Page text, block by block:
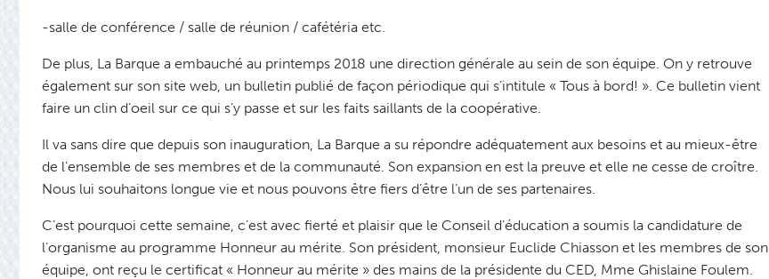
-salle de conférence / salle de réunion / cafétéria etc.
De plus, La Barque a embauché au printemps 2018 une direction générale au sein de son équipe. On y retrouve
également sur son site web, un bulletin publié de façon périodique qui s’intitule « Tous à bord! ». Ce bulletin vient
faire un clin d’oeil sur ce qui s’y passe et sur les faits saillants de la coopérative.
Il va sans dire que depuis son inauguration, La Barque a su répondre adéquatement aux besoins et au mieux-être
de l’ensemble de ses membres et de la communauté. Son expansion en est la preuve et elle ne cesse de croître.
Nous lui souhaitons longue vie et nous pouvons être fiers d’être l’un de ses partenaires.
C’est pourquoi cette semaine, c’est avec fierté et plaisir que le Conseil d’éducation a soumis la candidature de
l’organisme au programme Honneur au mérite. Son président, monsieur Euclide Chiasson et les membres de son
équipe, ont reçu le certificat « Honneur au mérite » des mains de la présidente du CED, Mme Ghislaine Foulem.